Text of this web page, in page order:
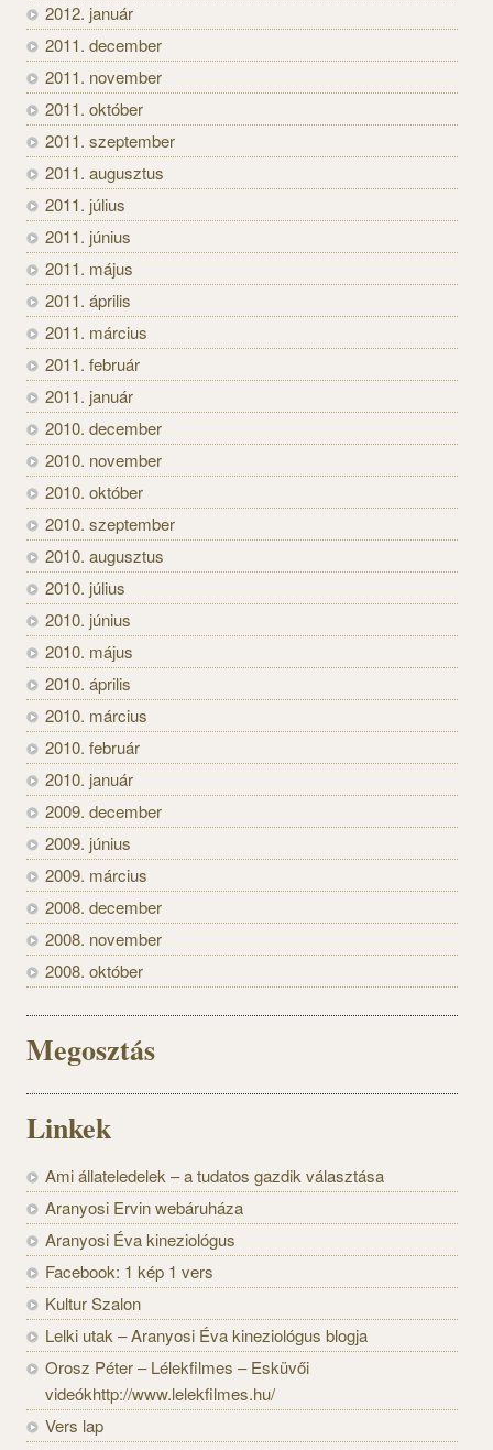
2012. január
2011. december
2011. november
2011. október
2011. szeptember
2011. augusztus
2011. július
2011. június
2011. május
2011. április
2011. március
2011. február
2011. január
2010. december
2010. november
2010. október
2010. szeptember
2010. augusztus
2010. július
2010. június
2010. május
2010. április
2010. március
2010. február
2010. január
2009. december
2009. június
2009. március
2008. december
2008. november
2008. október
Megosztás
Linkek
Ami állateledelek – a tudatos gazdik választása
Aranyosi Ervin webáruháza
Aranyosi Éva kineziológus
Facebook: 1 kép 1 vers
Kultur Szalon
Lelki utak – Aranyosi Éva kineziológus blogja
Orosz Péter – Lélekfilmes – Esküvői
videókhttp://www.lelekfilmes.hu/
Vers lap